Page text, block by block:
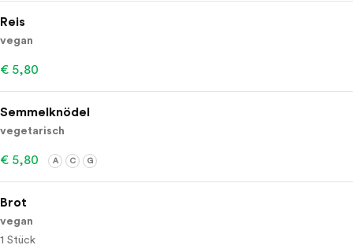
Reis
vegan
€ 5,80
Semmelknödel
vegetarisch
€ 5,80 A C G
Brot
vegan
1 Stück